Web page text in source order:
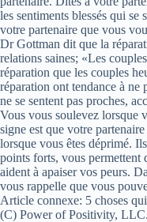
les sentiments blessés qui
votre partenaire que vous
Dr Gottman dit que la
relations saines; «Les
réparation que les couples
réparation ont tendance à ne
ne se sentent pas proches,
Vous vous soulevez lorsque
signe est que votre
lorsque vous êtes déprimé.
points forts, vous permettent
aident à apaiser vos peurs.
vous rappelle que vous
Article connexe: 5 choses
(C) Power of Positivity,